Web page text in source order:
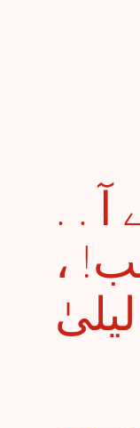
. . ہُوئی کھیتی جواں دِل کی ، گرانے آ
،